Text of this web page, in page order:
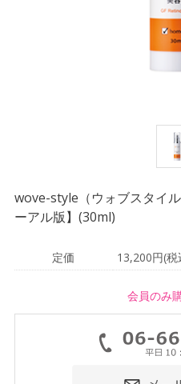
wove-style（ウォブスタイ
ーアル版】(30ml)
定価 13,200円(税
会員のみ